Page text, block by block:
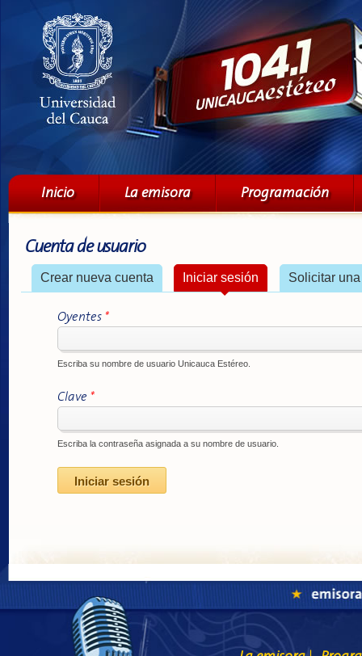
Menú principal
Inicio La emisora Programación
Cuenta de usuario
Solapas principales
Crear nueva cuenta Iniciar sesión (solapa activa)
Solicitar
Oyentes *
Escriba su nombre de usuario Unicauca Estéreo.
Clave *
Escriba la contraseña asignada a su nombre de usuario.